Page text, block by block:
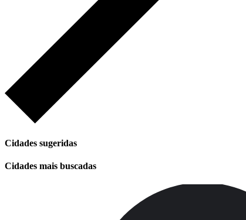
Cidades sugeridas
Cidades mais buscadas